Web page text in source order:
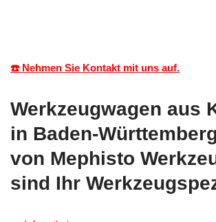
☎️ Nehmen Sie Kontakt mit uns auf.
Werkzeugwagen aus
in Baden-
von Mephisto
sind Ihr